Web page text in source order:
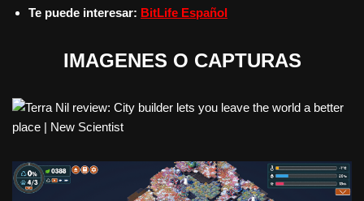
Te puede interesar: BitLife Español
IMAGENES O CAPTURAS